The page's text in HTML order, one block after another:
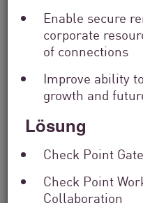
Enable secure
corporate
of connections
Improve ability
growth and
Lösung
Check Point
Check Point
Collaboration